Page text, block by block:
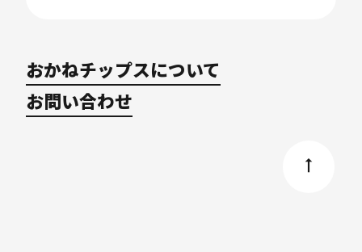
おかねチップスについて
お問い合わせ